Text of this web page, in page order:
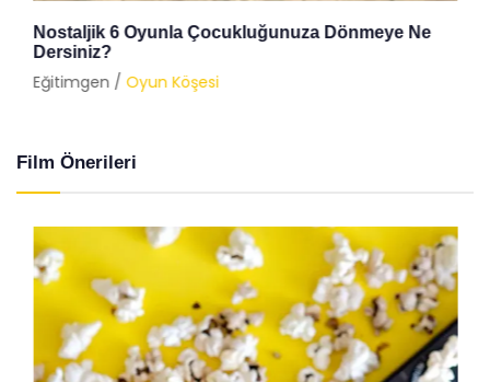
Nostaljik 6 Oyunla Çocukluğunuza Dönmeye Ne
Dersiniz?
Eğitimgen / Oyun Köşesi
Film Önerileri